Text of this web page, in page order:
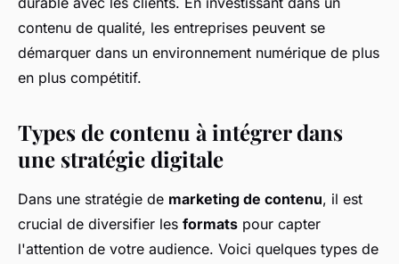
contenu de qualité, les entreprises peuvent se
démarquer dans un environnement numérique de plus
en plus compétitif.
Types de contenu à intégrer dans
une stratégie digitale
Dans une stratégie de marketing de contenu, il est
crucial de diversifier les formats pour capter
l'attention de votre audience. Voici quelques types de